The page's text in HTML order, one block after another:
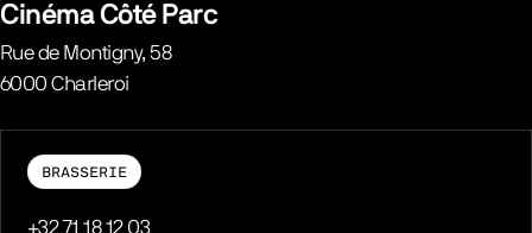
Cinéma Côté Parc
Rue de Montigny, 58
6000 Charleroi
BRASSERIE
Téléphone
+32 71 18 12 03